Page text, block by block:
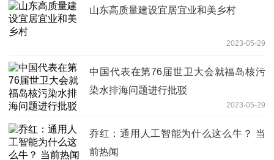
山东高质量建设宜居宜业和美乡村
2023-05-29
中国代表在第76届世卫大会就福岛核污
染水排海问题进行批驳
2023-05-29
乔红：通用人工智能为什么这么牛？ 当
前热闻